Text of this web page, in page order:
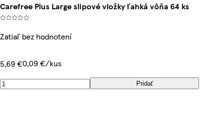
Carefree Plus Large slipové vložky ľahká vôňa 64 ks
Zatiaľ bez hodnotení
5,69 €0,09 €/kus
Pridať